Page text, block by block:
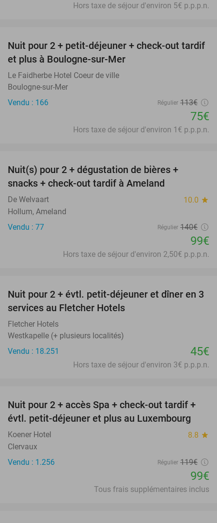
Hors taxe de séjour d'environ 5€ p.p.p.n.
34%
Nuit pour 2 + petit-déjeuner + check-out tardif
et plus à Boulogne-sur-Mer
Le Faidherbe Hotel Coeur de ville
Boulogne-sur-Mer
Vendu : 166
Régulier 113€
75€
Hors taxe de séjour d'environ 1€ p.p.p.n.
Nuit(s) pour 2 + dégustation de bières +
snacks + check-out tardif à Ameland
De Welvaart 10.0 star
Hollum, Ameland
Vendu : 77
Régulier 140€
99€
Hors taxe de séjour d'environ 2,50€ p.p.p.n.
Nuit pour 2 + évtl. petit-déjeuner et dîner en 3
services au Fletcher Hotels
Fletcher Hotels
Westkapelle (+ plusieurs localités)
Vendu : 18.251
45€
Hors taxe de séjour d'environ 3€ p.p.p.n.
17%
Nuit pour 2 + accès Spa + check-out tardif +
évtl. petit-déjeuner et plus au Luxembourg
Koener Hotel 8.8 star
Clervaux
Vendu : 1.256
Régulier 119€
99€
Tous frais supplémentaires inclus